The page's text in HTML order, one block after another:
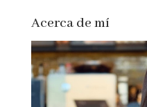
Acerca de mí